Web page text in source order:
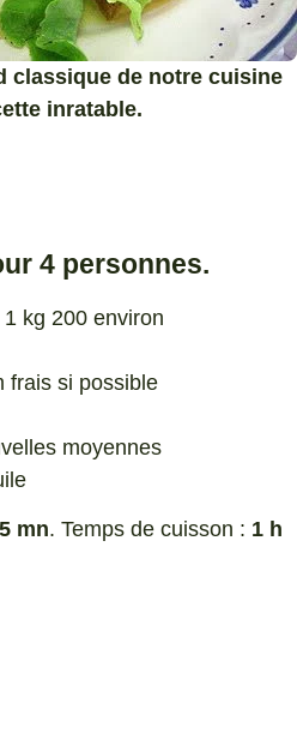
classique de notre cuisine
inratable.
4 personnes.
kg 200 environ
frais si possible
moyennes
mn. Temps de cuisson : 1 h